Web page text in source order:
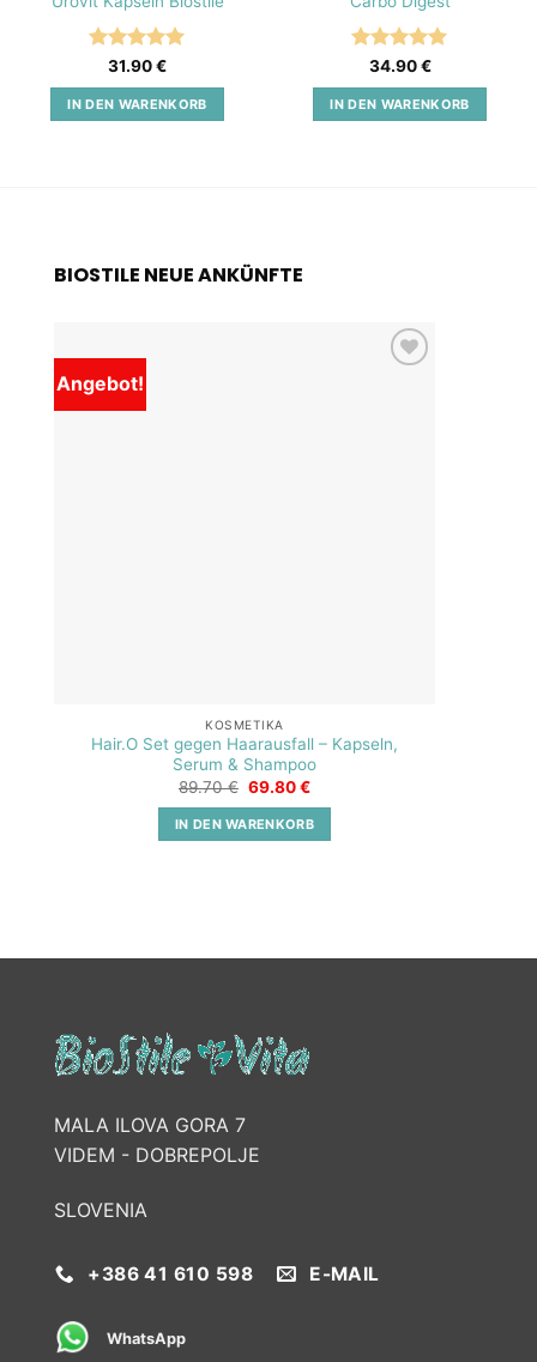
Bewertet
mit5von
5
31.90€
IN DEN WARENKORB
Bewertet
mit5von
5
34.90€
IN DEN WARENKORB
BIOSTILE NEUE ANKÜNFTE
Angebot!
KOSMETIKA
Hair.O Set gegen Haarausfall – Kapseln,
Serum & Shampoo
89.70€ Ursprünglicher
war:
89.70 €
69.80€Aktueller
ist:
69.80 €.
IN DEN WARENKORB
MALA ILOVA GORA 7
VIDEM - DOBREPOLJE
SLOVENIA
+386 41 610 598 E-MAIL
WhatsApp